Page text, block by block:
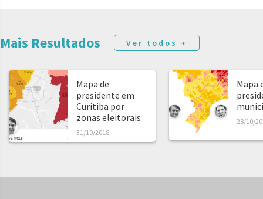
Mais Resultados Ver todos +
Mapa de
presidente em
Curitiba por
zonas eleitorais
31/10/2018
Mapa
28/10/